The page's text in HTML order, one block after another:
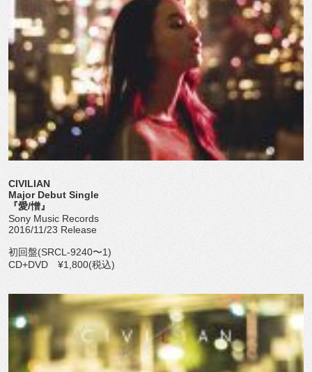
CIVILIAN
Major Debut Single
『愛/憎』
Sony Music Records
2016/11/23 Release
初回盤(SRCL-9240〜1)
CD+DVD ¥1,800(税込)